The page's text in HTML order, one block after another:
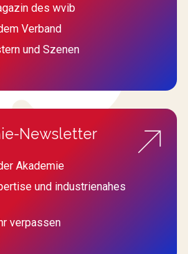
des wvib
Verband
und Szenen
Newsletter
Akademie
und industrienahes
verpassen